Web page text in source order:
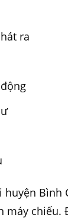
ra
Bình
máy